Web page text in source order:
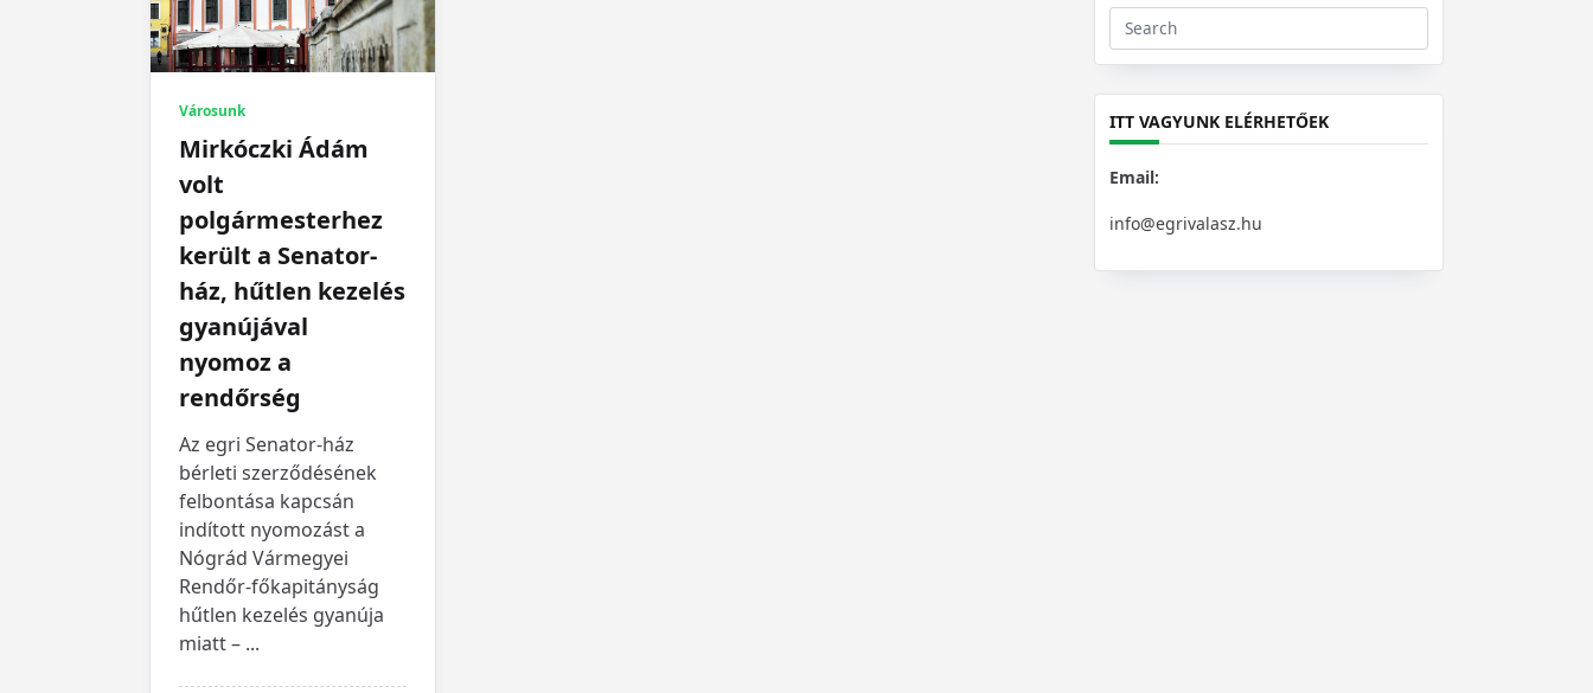
Városunk
Mirkóczki Ádám
volt
polgármesterhez
került a Senator-
ház, hűtlen kezelés
gyanújával
nyomoz a
rendőrség
Az egri Senator-ház
bérleti szerződésének
felbontása kapcsán
indított nyomozást a
Nógrád Vármegyei
Rendőr-főkapitányság
hűtlen kezelés gyanúja
miatt – ...
Search
for:
ITT VAGYUNK ELÉRHETŐEK
Email:
info@egrivalasz.hu